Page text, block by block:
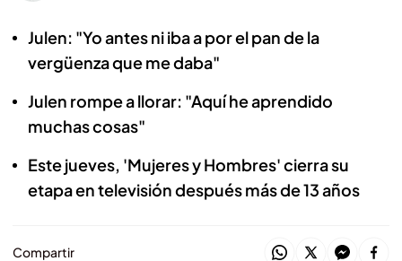
Julen: "Yo antes ni iba a por el pan de la
vergüenza que me daba"
Julen rompe a llorar: "Aquí he aprendido
muchas cosas"
Este jueves, 'Mujeres y Hombres' cierra su
etapa en televisión después más de 13 años
Compartir